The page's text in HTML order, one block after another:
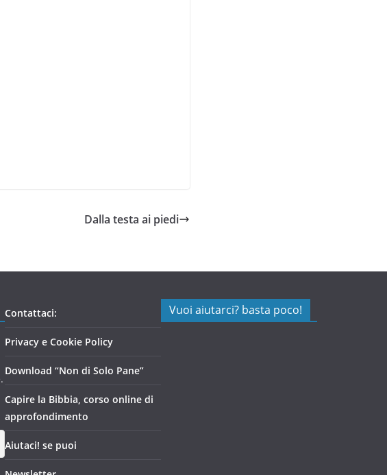
Dalla testa ai piedi
Contattaci:
Privacy e Cookie Policy
Download “Non di Solo Pane”
Capire la Bibbia, corso online di
approfondimento
Aiutaci! se puoi
Vuoi aiutarci? basta poco!